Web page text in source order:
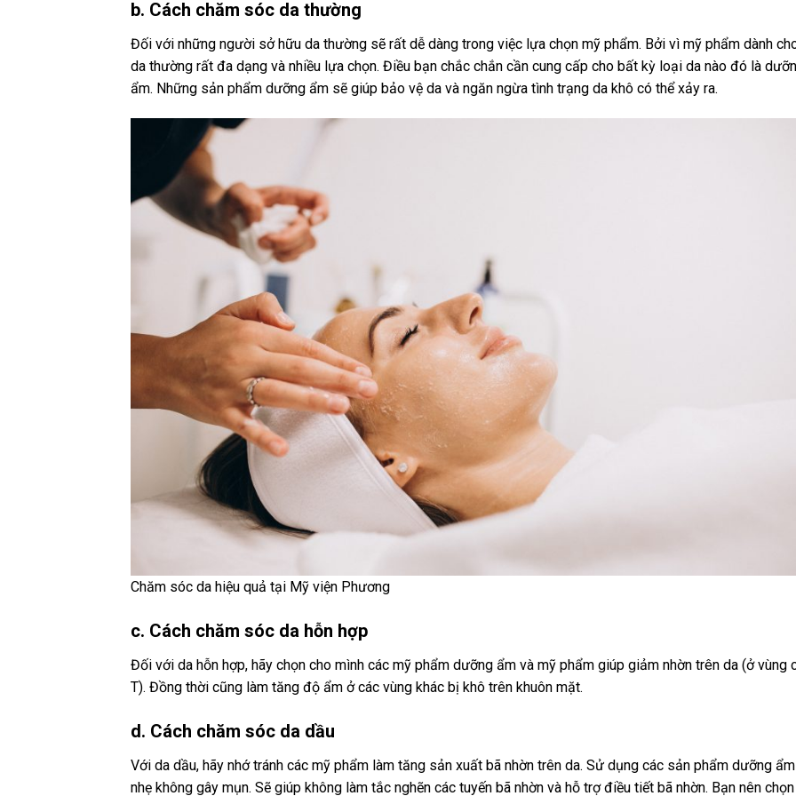
b. Cách chăm sóc da thường
Đối với những người sở hữu da thường sẽ rất dễ dàng trong việc lựa chọn mỹ phẩm. Bởi vì mỹ phẩm dành
da thường rất đa dạng và nhiều lựa chọn. Điều bạn chắc chắn cần cung cấp cho bất kỳ loại da nào đó là
ẩm. Những sản phẩm dưỡng ẩm sẽ giúp bảo vệ da và ngăn ngừa tình trạng da khô có thể xảy ra.
Chăm sóc da hiệu quả tại Mỹ viện Phương
c. Cách chăm sóc da hỗn hợp
Đối với da hỗn hợp, hãy chọn cho mình các mỹ phẩm dưỡng ẩm và mỹ phẩm giúp giảm nhờn trên da (ở vùng
T). Đồng thời cũng làm tăng độ ẩm ở các vùng khác bị khô trên khuôn mặt.
d. Cách chăm sóc da dầu
Với da dầu, hãy nhớ tránh các mỹ phẩm làm tăng sản xuất bã nhờn trên da. Sử dụng các sản phẩm dưỡng ẩm
nhẹ không gây mụn. Sẽ giúp không làm tắc nghẽn các tuyến bã nhờn và hỗ trợ điều tiết bã nhờn. Bạn nên chọn